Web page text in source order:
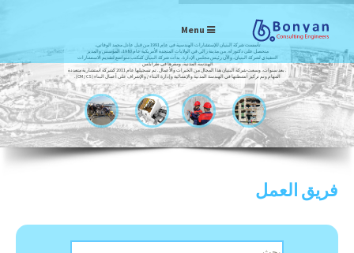
Menu
تأسست شركة البنيان للإستشارات الهندسية في عام 1991 من قبل عادل محمد الوفاتي،
متحصل على دكتوراه. من مدينة رالي في الولايات المتحدة الأمريكية عام 1980، المؤسس والمدير
التنفيذي لشركة البنيان، والآن رئيس مجلس الإدارة. بدأت شركة البنيان كمكتب متواضع لتقديم الاستشارات
الهندسة المدنية، ومقرها في طرابلس
. بعد سنوات، وسعت شركة البنيان هذا المجال من الخبرات والأعمال. تم تسجيلها عام 2011 كشركة استشارية متعددة
المهام وتم تركيز أنشطتها في الهندسة المدنية والإنشائية وإدارة البناء / والإشراف على أعمال البناء (CM / CS).
فريق العمل